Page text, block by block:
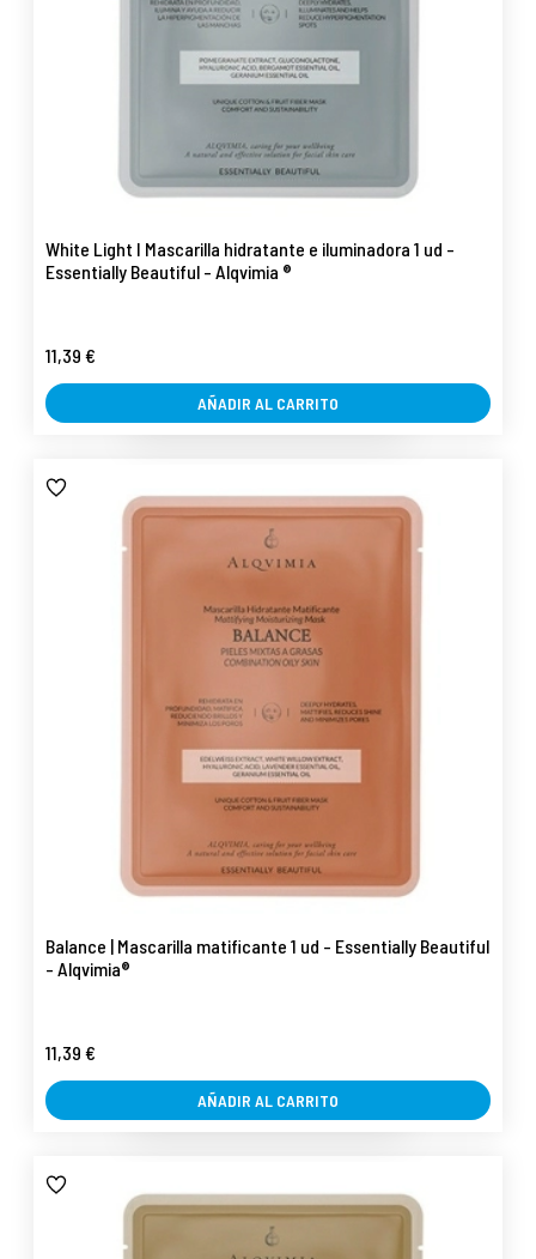
White Light I Mascarilla hidratante e iluminadora 1 ud -
Essentially Beautiful - Alqvimia ®
11,39 €
AÑADIR AL CARRITO
Balance | Mascarilla matificante 1 ud - Essentially Beautiful
- Alqvimia®
11,39 €
AÑADIR AL CARRITO